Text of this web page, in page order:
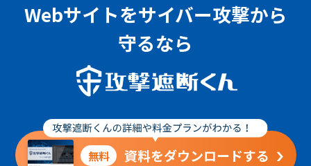
Webサイトをサイバー攻撃から
守るなら
無料 資料をダウンロードする